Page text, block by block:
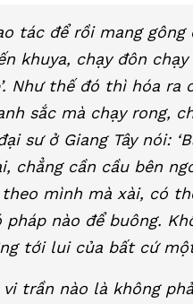
tác để rồi mang gông
khuya, chạy đôn chạy
Như thế đó thì hóa ra
sắc mà chạy rong,
sư ở Giang Tây nói:
cần cầu bên
mình mà xài, có
nào để buông.
tới lui của bất cứ
trần nào là không